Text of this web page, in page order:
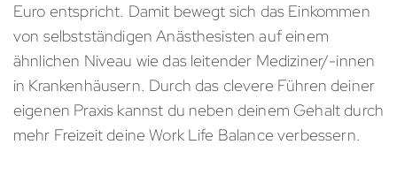
Euro entspricht. Damit bewegt sich das Einkommen
von selbstständigen Anästhesisten auf einem
ähnlichen Niveau wie das leitender Mediziner/-innen
in Krankenhäusern. Durch das clevere Führen deiner
eigenen Praxis kannst du neben deinem Gehalt durch
mehr Freizeit deine Work Life Balance verbessern.